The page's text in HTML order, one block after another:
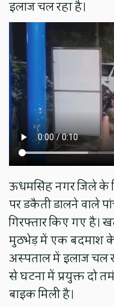
इलाज चल रहा है।
ऊधमसिंह नगर जिले के
पर डकैती डालने वाले
गिरफ्तार किए गए
मुठभेड़ में एक बदमाश के
अस्पताल में इलाज चल
से घटना में प्रयुक्त दो
बाइक मिली है।